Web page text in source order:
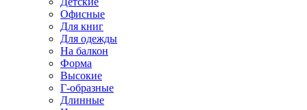
Офисные
Для книг
Для одежды
На балкон
Форма
Высокие
Г-образные
Длинные